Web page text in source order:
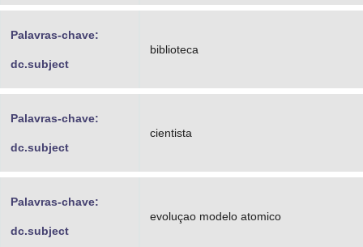
Palavras-chave:
dc.subject
biblioteca
Palavras-chave:
dc.subject
cientista
Palavras-chave:
dc.subject
evoluçao modelo atomico